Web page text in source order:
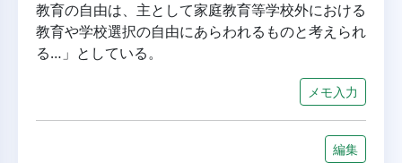
教育の自由は、主として家庭教育等学校外における
教育や学校選択の自由にあらわれるものと考えられ
る…」としている。
メモ入力
編集